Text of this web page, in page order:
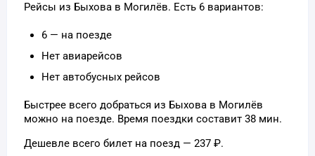
Рейсы из Быхова в Могилёв. Есть 6 вариантов:
6 — на поезде
Нет авиарейсов
Нет автобусных рейсов
Быстрее всего добраться из Быхова в Могилёв
можно на поезде. Время поездки составит 38 мин.
Дешевле всего билет на поезд — 237 ₽.